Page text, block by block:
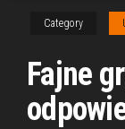
Category
Fajne